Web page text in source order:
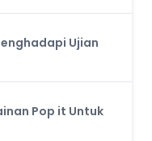
Ujian
Pop it Untuk